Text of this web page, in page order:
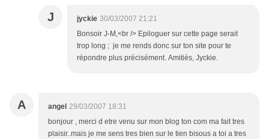
J jyckie 30/03/2007 21:21
Bonsoir J-M,<br /> Epiloguer sur cette page serait
trop long ; je me rends donc sur ton site pour te
répondre plus précisément. Amitiés, Jyckie.
A angel 29/03/2007 18:31
bonjour , merci d etre venu sur mon blog ton com ma fait tres
plaisir..mais je me sens tres bien sur le tien bisous a toi a tres